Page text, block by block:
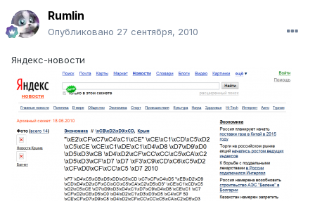
Rumlin
Опубликовано 27 сентября, 2010
Яндекс-новости